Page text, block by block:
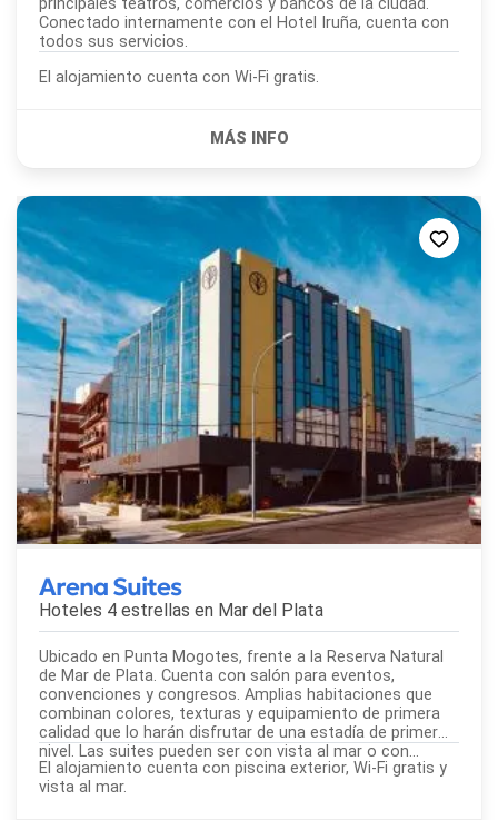
Conectado internamente con el Hotel Iruña, cuenta con
todos sus servicios.
El alojamiento cuenta con Wi-Fi gratis.
Arena Suites
Hoteles 4 estrellas en Mar del Plata
Ubicado en Punta Mogotes, frente a la Reserva Natural
de Mar de Plata. Cuenta con salón para eventos,
convenciones y congresos. Amplias habitaciones que
combinan colores, texturas y equipamiento de primera
calidad que lo harán disfrutar de una estadía de primer
nivel. Las suites pueden ser con vista al mar o con...
El alojamiento cuenta con piscina exterior, Wi-Fi gratis y
vista al mar.